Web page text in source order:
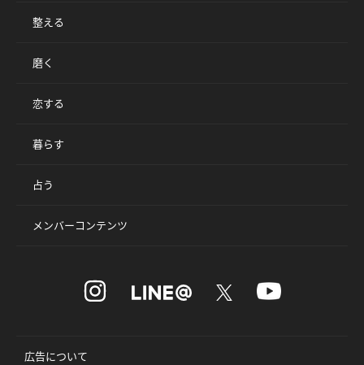
整える
磨く
恋する
暮らす
占う
メンバーコンテンツ
広告について